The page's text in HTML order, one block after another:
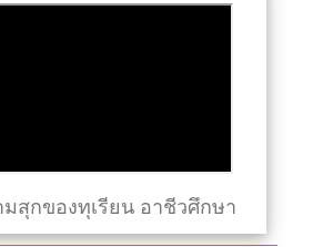
มสุกของทุเรียน อาชีวศึกษา